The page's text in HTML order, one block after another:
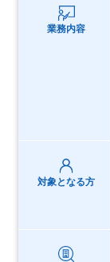
業務内容
対象となる方